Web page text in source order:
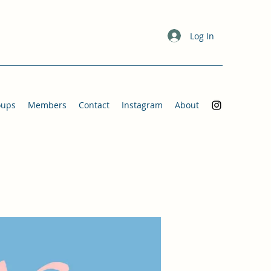
Log In
Members Contact Instagram About